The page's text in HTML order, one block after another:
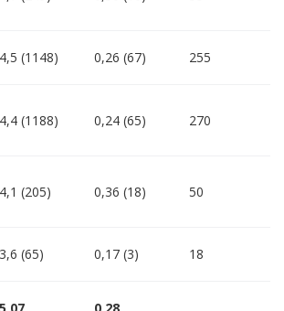
4,5 (1148) 0,26 (67) 255
4,4 (1188) 0,24 (65) 270
4,1 (205) 0,36 (18) 50
3,6 (65) 0,17 (3) 18